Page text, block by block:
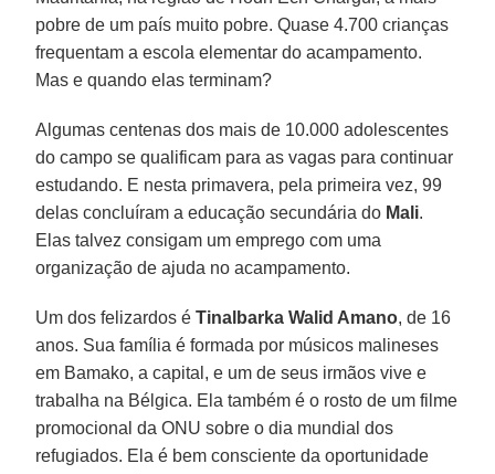
pobre de um país muito pobre. Quase 4.700 crianças
frequentam a escola elementar do acampamento.
Mas e quando elas terminam?
Algumas centenas dos mais de 10.000 adolescentes
do campo se qualificam para as vagas para continuar
estudando. E nesta primavera, pela primeira vez, 99
delas concluíram a educação secundária do Mali.
Elas talvez consigam um emprego com uma
organização de ajuda no acampamento.
Um dos felizardos éTinalbarka Walid Amano, de 16
anos. Sua família é formada por músicos malineses
em Bamako, a capital, e um de seus irmãos vive e
trabalha na Bélgica. Ela também é o rosto de um filme
promocional da ONU sobre o dia mundial dos
refugiados. Ela é bem consciente da oportunidade